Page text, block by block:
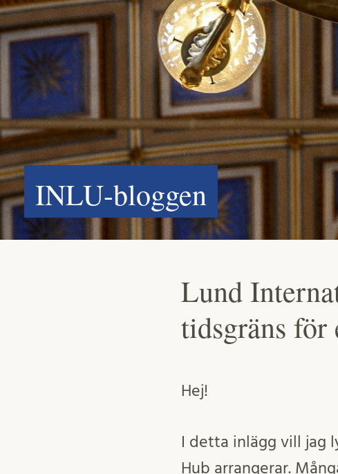
INLU-bloggen
Lund
tidsgräns för
Hej!
I detta inlägg vill
Hub arrangerar.